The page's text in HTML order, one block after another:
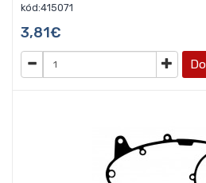
kód:415071
3,81€